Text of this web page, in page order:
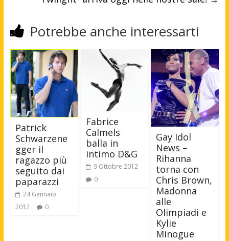
Potrebbe anche interessarti
Patrick
Schwarzene
gger il
ragazzo più
seguito dai
paparazzi
24 Gennaio
2012
0
Fabrice
Calmels
balla in
intimo D&G
9 Ottobre 2012
0
Gay Idol
News –
Rihanna
torna con
Chris Brown,
Madonna
alle
Olimpiadi e
Kylie
Minogue